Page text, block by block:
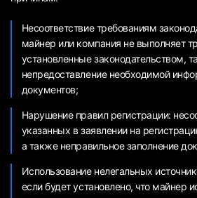
Несоответствие требованиям
майнер или компания не выполняет
установленные законодательством,
непредоставление необходимой
документов;
Нарушение правил регистрации:
указанных в заявлении на
а также неправильное заполнение
Использование нелегальных
если будет установлено, что майнер